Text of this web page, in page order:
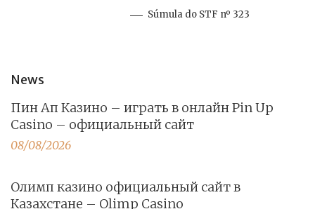
Súmula do STF nº 323
News
Пин Ап Казино – играть в онлайн Pin Up
Casino – официальный сайт
08/08/2026
Олимп казино официальный сайт в
Казахстане – Olimp Casino